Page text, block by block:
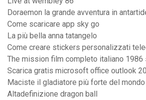
Doraemon la grande avventura in
Come scaricare app sky go
La più bella anna tatangelo
Come creare stickers personalizzati
The mission film completo italiano 1986
Scarica gratis microsoft office outlook
Maciste il gladiatore più forte del
Altadefinizione dragon ball